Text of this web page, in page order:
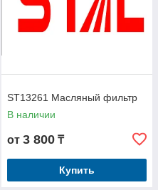
ST13261 Масляный фильтр
В наличии
от 3 800 ₸
Купить